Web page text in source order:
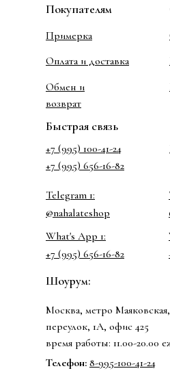
Примерка
Оплата и доставка
Обмен и
возврат
Покупателям
Шоурум:
Москва, метро
переулок, 1А, офис 425
время работы: 11.00-20.00
Телефон: 8-995-100-41-24
Быстрая связь
+7 (995) 100-41-24
Telegram 1:
@nahalateshop
What's App 1:
+7 (995) 656-16-82
+7 (995) 656-16-82